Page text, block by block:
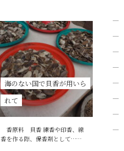
海のない国で貝香が用いら
れて
香原料 貝香 練香や印香、線
香を作る際、保香剤として……